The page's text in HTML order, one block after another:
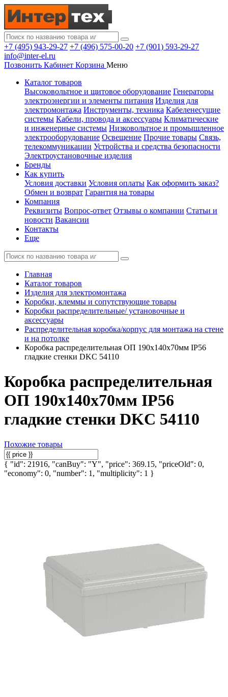
+7 (495) 943-29-27 +7 (496) 575-00-20 +7 (901) 593-29-27
info@inter-el.ru
Позвонить Кабинет Корзина Меню
Каталог товаров
Высоковольтное и щитовое оборудование Генераторы
электроэнергии и элементы питания Изделия для
электромонтажа Инструменты, техника Кабеленесущие
системы Кабели, провода и аксессуары Климатические
и инженерные системы Низковольтное и промышленное
электрооборудование Освещение Прочие товары Связь,
телекоммуникации Устройства и средства безопасности
Электроустановочные изделия
Бренды
Как купить
Условия доставки Условия оплаты Как оформить заказ?
Обмен и возврат Гарантия на товары
Компания
Реквизиты Вопрос-ответ Отзывы о компании Статьи и
новости Вакансии
Контакты
Еще
Главная
Каталог товаров
Изделия для электромонтажа
Коробки, клеммы и сопутствующие товары
Коробки распределительные/ установочные и
аксессуары
Распределительная коробка/корпус для монтажа на стене
и на потолке
Коробка распределительная ОП 190х140х70мм IP56
гладкие стенки DKC 54110
Коробка распределительная
ОП 190х140х70мм IP56
гладкие стенки DKC 54110
Похожие товары
{ "id": 21916, "canBuy": "Y", "price": 369.15, "priceOld": 0,
"economy": 0, "number": 1, "multiplicity": 1 }